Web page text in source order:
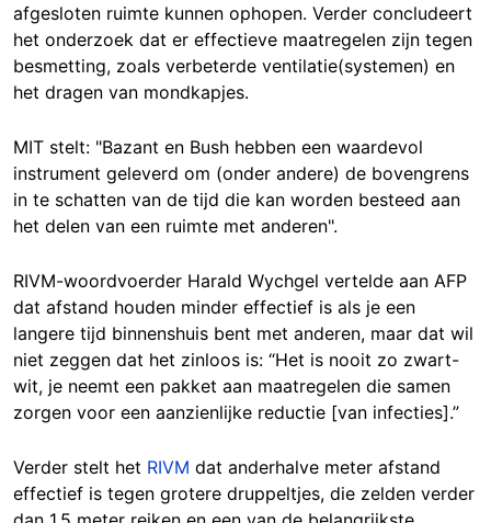
afgesloten ruimte kunnen ophopen. Verder concludeert
het onderzoek dat er effectieve maatregelen zijn tegen
besmetting, zoals verbeterde ventilatie(systemen) en
het dragen van mondkapjes.
MIT stelt: "Bazant en Bush hebben een waardevol
instrument geleverd om (onder andere) de bovengrens
in te schatten van de tijd die kan worden besteed aan
het delen van een ruimte met anderen".
RIVM-woordvoerder Harald Wychgel vertelde aan AFP
dat afstand houden minder effectief is als je een
langere tijd binnenshuis bent met anderen, maar dat wil
niet zeggen dat het zinloos is: “Het is nooit zo zwart-
wit, je neemt een pakket aan maatregelen die samen
zorgen voor een aanzienlijke reductie [van infecties].”
Verder stelt het RIVM dat anderhalve meter afstand
effectief is tegen grotere druppeltjes, die zelden verder